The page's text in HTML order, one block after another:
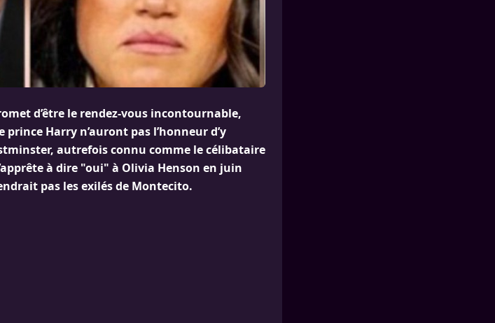
d’être le rendez-vous incontournable,
Harry n’auront pas l’honneur d’y
autrefois connu comme le célibataire
à dire "oui" à Olivia Henson en juin
pas les exilés de Montecito.